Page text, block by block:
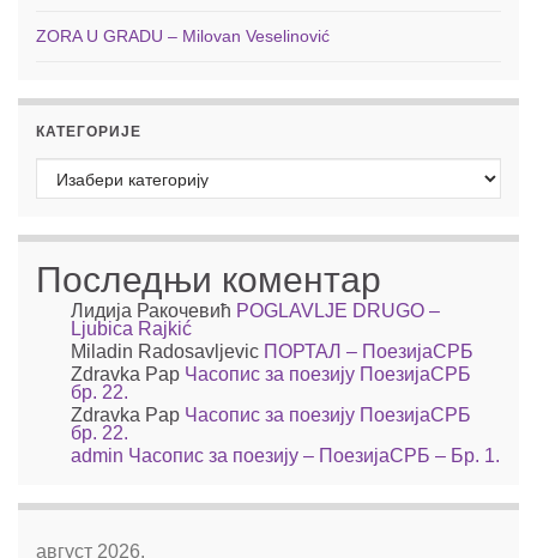
ZORA U GRADU – Milovan Veselinović
КАТЕГОРИЈЕ
Категорије
Последњи коментар
Лидија Ракочевић POGLAVLJE DRUGO –
Ljubica Rajkić
Miladin Radosavljevic ПОРТАЛ – ПоезијаСРБ
Zdravka Pap Часопис за поезију ПоезијаСРБ
бр. 22.
Zdravka Pap Часопис за поезију ПоезијаСРБ
бр. 22.
admin Часопис за поезију – ПоезијаСРБ – Бр. 1.
август 2026.